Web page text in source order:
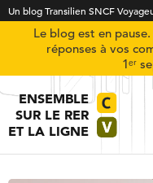
Un blog Transilien SNCF
Le blog est en
réponses à vos
1ᵉʳ
ENSEMBLE
SUR LE RER
ET LA LIGNE